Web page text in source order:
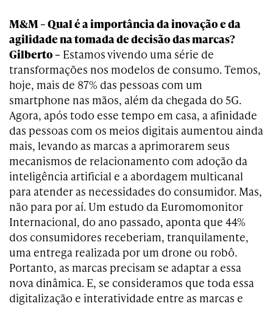
M&M – Qual é a importância da inovação e da
agilidade na tomada de decisão das marcas?
Gilberto – Estamos vivendo uma série de
transformações nos modelos de consumo. Temos,
hoje, mais de 87% das pessoas com um
smartphone nas mãos, além da chegada do 5G.
Agora, após todo esse tempo em casa, a afinidade
das pessoas com os meios digitais aumentou ainda
mais, levando as marcas a aprimorarem seus
mecanismos de relacionamento com adoção da
inteligência artificial e a abordagem multicanal
para atender as necessidades do consumidor. Mas,
não para por aí. Um estudo da Euromomonitor
Internacional, do ano passado, aponta que 44%
dos consumidores receberiam, tranquilamente,
uma entrega realizada por um drone ou robô.
Portanto, as marcas precisam se adaptar a essa
nova dinâmica. E, se consideramos que toda essa
digitalização e interatividade entre as marcas e